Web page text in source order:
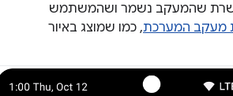
שהמעקב נשמר ושהמשתמש
המערכת, כמו שמוצג באיור